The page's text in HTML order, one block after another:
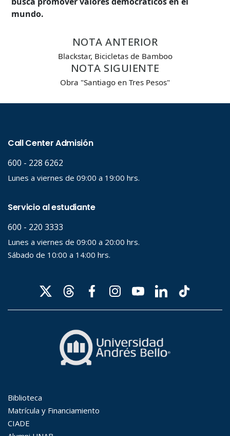
mundo.
NOTA ANTERIOR
Blackstar, Bicicletas de Bamboo
NOTA SIGUIENTE
Obra "Santiago en Tres Pesos"
Búsqueda Avanzada
Palabra clave